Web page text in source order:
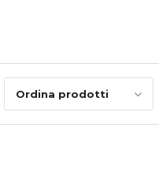
Ordina prodotti